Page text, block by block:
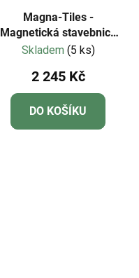
Magna-Tiles -
Magnetická stavebnice
Fire Station 50 dílů
Skladem (5 ks)
2 245 Kč
DO KOŠÍKU